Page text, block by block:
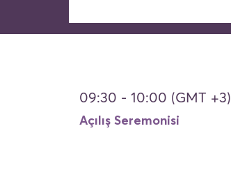
09:30 - 10:00 (GMT +3)
Açılış Seremonisi